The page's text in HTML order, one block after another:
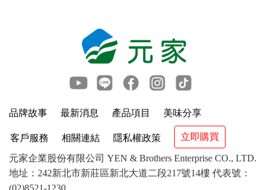
品牌故事 最新消息 產品項目 美味分享
客戶服務 相關連結 隱私權政策 立即購買
元家企業股份有限公司 YEN & Brothers Enterprise CO., LTD.
地址：242新北市新莊區新北大道二段217號14樓 代表號：
(02)8521-1230